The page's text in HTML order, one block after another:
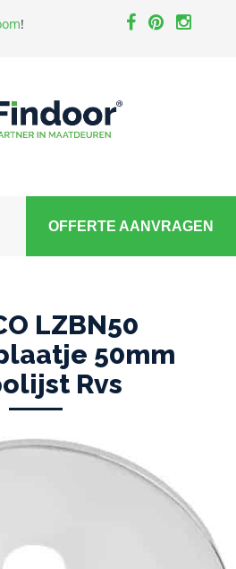
!
OFFERTE AANVRAGEN
LZBN50
50mm
Rvs